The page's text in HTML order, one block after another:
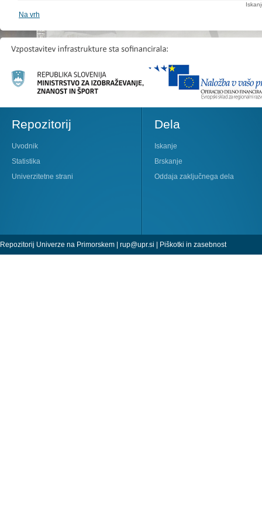
Na vrh
Repozitorij
Uvodnik
Statistika
Univerzitetne strani
Dela
Iskanje
Brskanje
Oddaja zaključnega dela
Repozitorij Univerze na Primorskem | rup@upr.si | Piškotki in zasebnost